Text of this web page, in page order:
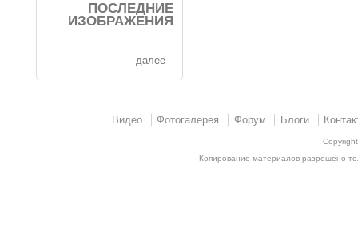
ПОСЛЕДНИЕ
ИЗОБРАЖЕНИЯ
далее
Видео Фотогалерея Форум Блоги
Копирование материалов разрешено